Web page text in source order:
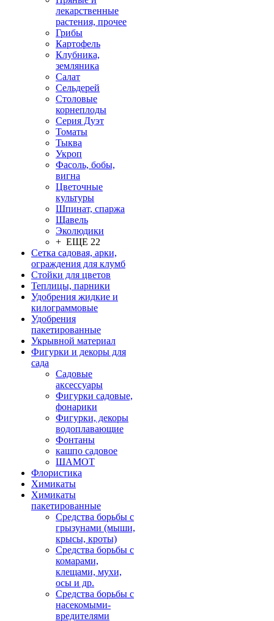
лекарственные
растения, прочее
Грибы
Картофель
Клубника,
земляника
Салат
Сельдерей
Столовые
корнеплоды
Серия Дуэт
Томаты
Тыква
Укроп
Фасоль, бобы,
вигна
Цветочные
культуры
Шпинат, спаржа
Щавель
Эколюдики
+ ЕЩЕ 22
Сетка садовая, арки,
ограждения для клумб
Стойки для цветов
Теплицы, парники
Удобрения жидкие и
килограммовые
Удобрения
пакетированные
Укрывной материал
Фигурки и декоры для
сада
Садовые
аксессуары
Фигурки садовые,
фонарики
Фигурки, декоры
водоплавающие
Фонтаны
кашпо садовое
ШАМОТ
Флористика
Химикаты
Химикаты
пакетированные
Средства борьбы с
грызунами (мыши,
крысы, кроты)
Средства борьбы с
комарами,
клещами, мухи,
осы и др.
Средства борьбы с
насекомыми-
вредителями